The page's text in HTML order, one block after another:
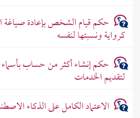
حكم قيام الشخص بإعادة صياغة
كرواية ونسبتها لنفسه
حكم إنشاء أكثر من حساب بأسماء
لتقديم الخدمات
الاعتماد الكامل على الذكاء